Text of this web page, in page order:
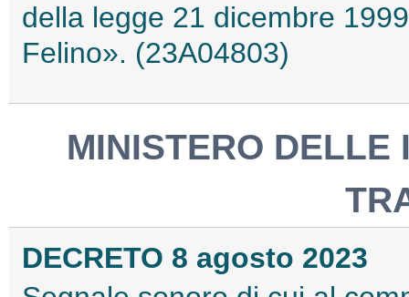
della legge 21 dicembre
Felino». (23A04803)
MINISTERO DELLE
DECRETO 8 agosto 2023